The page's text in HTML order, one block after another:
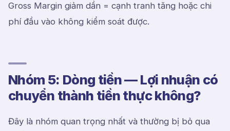
Gross Margin giảm dần = cạnh tranh tăng hoặc chi
phí đầu vào không kiểm soát được.
Nhóm 5: Dòng tiền — Lợi nhuận có
chuyển thành tiền thực không?
Đây là nhóm quan trọng nhất và thường bị bỏ qua